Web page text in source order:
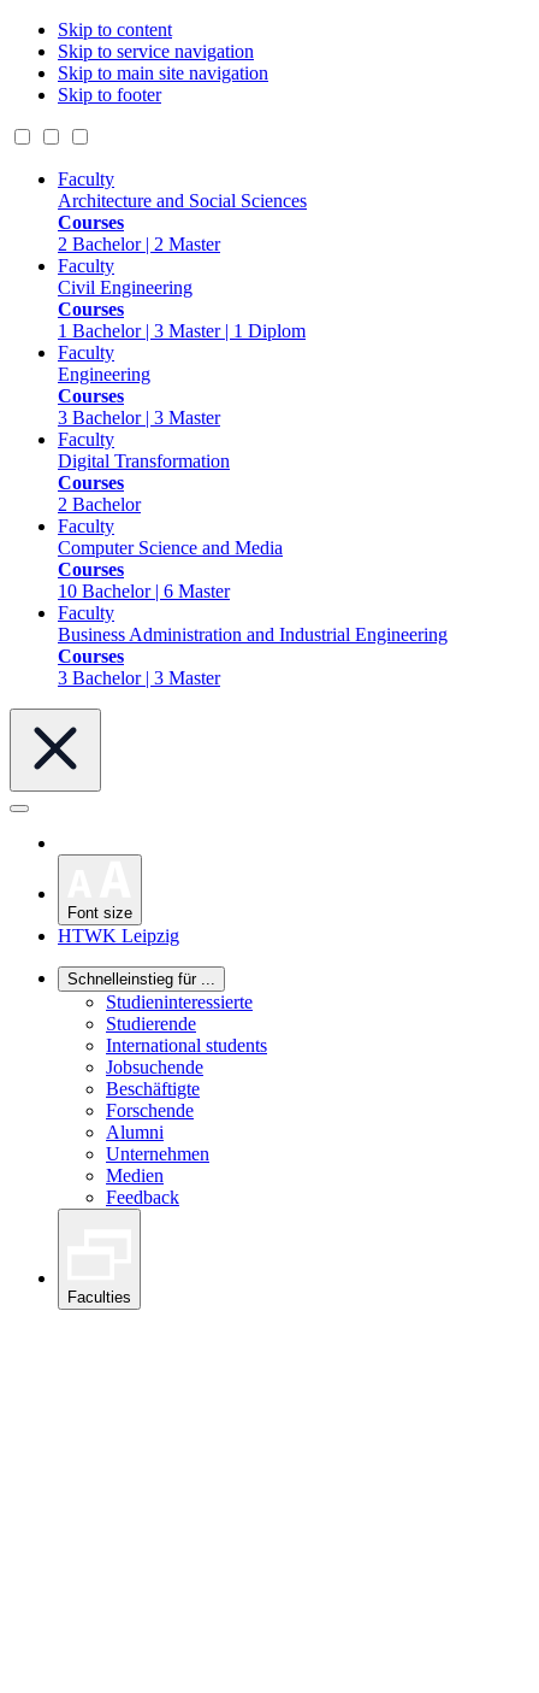
Skip to content
Skip to service navigation
Skip to main site navigation
Skip to footer
Faculty
Architecture and Social Sciences
Courses
2 Bachelor | 2 Master
Faculty
Civil Engineering
Courses
1 Bachelor | 3 Master | 1 Diplom
Faculty
Engineering
Courses
3 Bachelor | 3 Master
Faculty
Digital Transformation
Courses
2 Bachelor
Faculty
Computer Science and Media
Courses
10 Bachelor | 6 Master
Faculty
Business Administration and Industrial Engineering
Courses
3 Bachelor | 3 Master
Font size
HTWK Leipzig
Schnelleinstieg für ...
Studieninteressierte
Studierende
International students
Jobsuchende
Beschäftigte
Forschende
Alumni
Unternehmen
Medien
Feedback
Faculties